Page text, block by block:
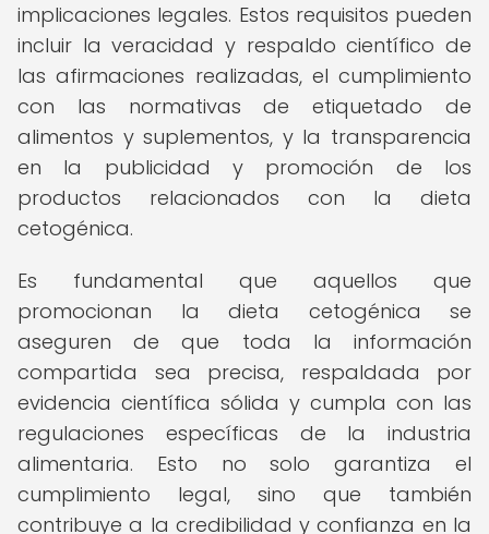
implicaciones legales. Estos requisitos pueden
incluir la veracidad y respaldo científico de
las afirmaciones realizadas, el cumplimiento
con las normativas de etiquetado de
alimentos y suplementos, y la transparencia
en la publicidad y promoción de los
productos relacionados con la dieta
cetogénica.
Es fundamental que aquellos que
promocionan la dieta cetogénica se
aseguren de que toda la información
compartida sea precisa, respaldada por
evidencia científica sólida y cumpla con las
regulaciones específicas de la industria
alimentaria. Esto no solo garantiza el
cumplimiento legal, sino que también
contribuye a la credibilidad y confianza en la